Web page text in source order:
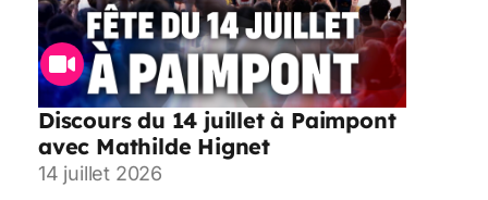
Discours du 14 juillet à Paimpont
avec Mathilde Hignet
14 juillet 2026